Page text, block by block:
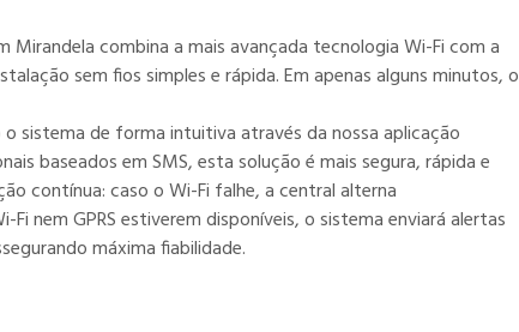
Mirandela combina a mais avançada tecnologia Wi-Fi com a
sem fios simples e rápida. Em apenas alguns minutos, o
sistema de forma intuitiva através da nossa aplicação
baseados em SMS, esta solução é mais segura, rápida e
contínua: caso o Wi-Fi falhe, a central alterna
nem GPRS estiverem disponíveis, o sistema enviará alertas
máxima fiabilidade.